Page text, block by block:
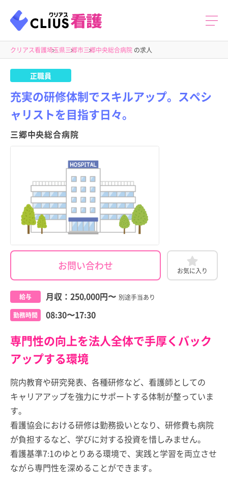
クリアス看護埼玉県三郷市三郷中央総合病院 の求人
正職員
充実の研修体制でスキルアップ。スペシ
ャリストを目指す日々。
三郷中央総合病院
お問い合わせ お気に入り
給与 月収： 250,000円〜 別途手当あり
勤務時間 08:30〜17:30
専門性の向上を法人全体で手厚くバック
アップする環境
院内教育や研究発表、各種研修など、看護師としての
キャリアアップを強力にサポートする体制が整っていま
す。
看護協会における研修は勤務扱いとなり、研修費も病院
が負担するなど、学びに対する投資を惜しみません。
看護基準7:1のゆとりある環境で、実践と学習を両立させ
ながら専門性を深めることができます。